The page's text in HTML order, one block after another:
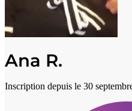
Ana R.
Inscription depuis le 30